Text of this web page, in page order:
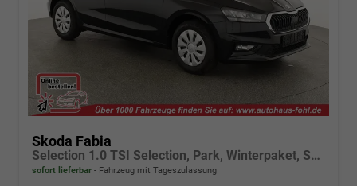
Skoda Fabia
Selection 1.0 TSI Selection, Park, Winterpaket, SmartLink, 4 J.-Garantie
sofort lieferbar Fahrzeug mit Tageszulassung